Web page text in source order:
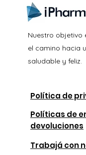
Nuestro objetivo
el camino hacia
saludable y feliz.
Política de
Políticas de
devoluciones
Trabajá con